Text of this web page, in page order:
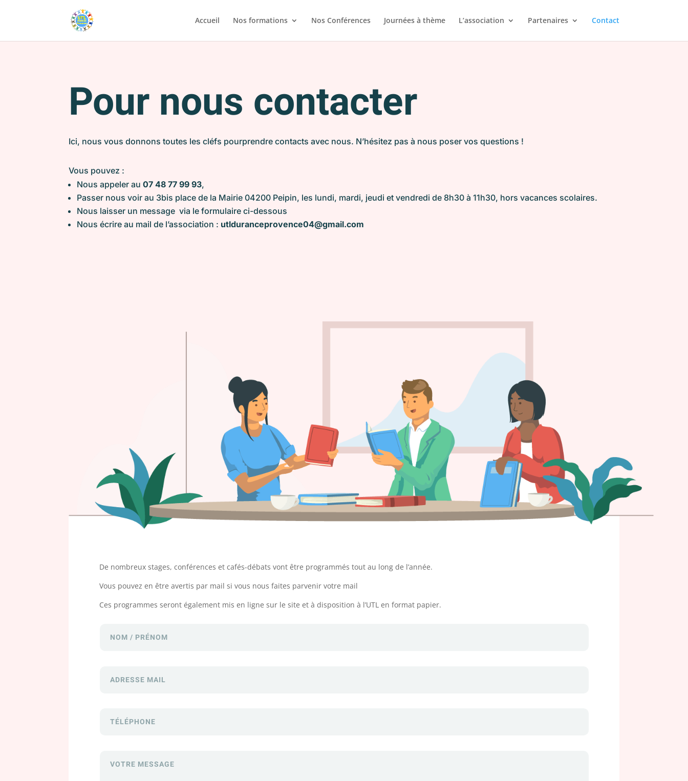
Accueil Nos formations Nos Conférences Journées à thème L’association Partenaires Contact
Pour nous contacter
Ici, nous vous donnons toutes les cléfs pourprendre contacts avec nous. N’hésitez pas à nous poser vos questions !
Vous pouvez :
Nous appeler au07 48 77 99 93,
Passer nous voir au 3bis place de la Mairie 04200 Peipin, les lundi, mardi, jeudi et vendredi de 8h30 à 11h30, hors vacances scolaires.
Nous laisser un message via le formulaire ci-dessous
Nous écrire au mail de l’association : utlduranceprovence04@gmail.com
De nombreux stages, conférences et cafés-débats vont être programmés tout au long de l’année.
Vous pouvez en être avertis par mail si vous nous faites parvenir votre mail
Ces programmes seront également mis en ligne sur le site et à disposition à l’UTL en format papier.